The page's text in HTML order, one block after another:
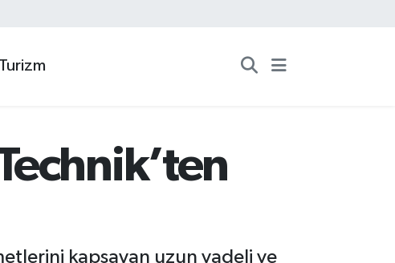
Turizm
kapsayan uzun vadeli ve